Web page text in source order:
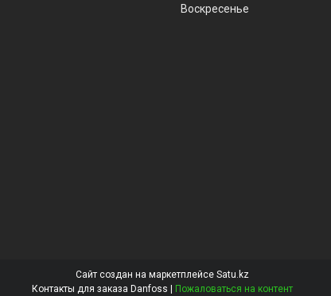
Воскресенье
Сайт создан на маркетплейсе Satu.kz
Пожаловаться на контент